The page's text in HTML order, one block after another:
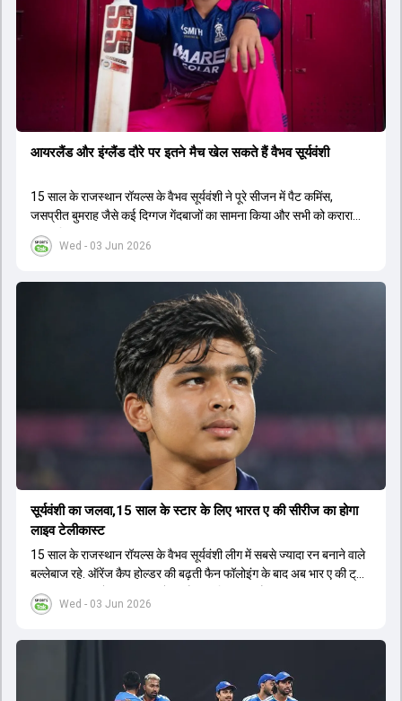
Wed - 03 Jun 2026
आयरलैंड और इंग्लैंड दौरे पर इतने मैच खेल सकते हैं वैभव सूर्यवंशी
15 साल के राजस्थान रॉयल्स के वैभव सूर्यवंशी ने पूरे सीजन में पैट कमिंस,
जसप्रीत बुमराह जैसे कई द‍िग्गज गेंदबाजों का सामना किया और सभी को करारा
जवाब द‍िया.
Wed - 03 Jun 2026
सूर्यवंशी का जलवा,15 साल के स्टार के लिए भारत ए की सीरीज का होगा
लाइव टेलीकास्ट
15 साल के राजस्थान रॉयल्स के वैभव सूर्यवंशी लीग में सबसे ज्यादा रन बनाने वाले
बल्लेबाज रहे. ऑरेंज कैप होल्डर की बढ़ती फैन फॉलोइंग के बाद अब भार ए की ट्राई
सीरीज का लाइव टेलीकास्ट करने का फैसला लिया गया है.